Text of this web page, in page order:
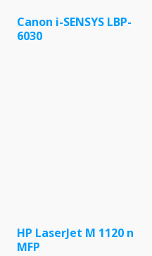
Canon i-SENSYS LBP-
6030
HP LaserJet M 1120 n
MFP